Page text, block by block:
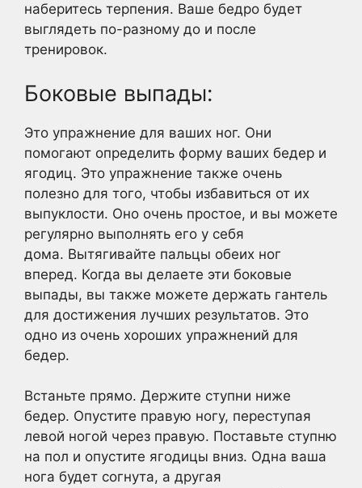
наберитесь терпения. Ваше бедро будет
выглядеть по-разному до и после
тренировок.
Боковые выпады:
Это упражнение для ваших ног. Они
помогают определить форму ваших бедер и
ягодиц. Это упражнение также очень
полезно для того, чтобы избавиться от их
выпуклости. Оно очень простое, и вы можете
регулярно выполнять его у себя
дома. Вытягивайте пальцы обеих ног
вперед. Когда вы делаете эти боковые
выпады, вы также можете держать гантель
для достижения лучших результатов. Это
одно из очень хороших упражнений для
бедер.
Встаньте прямо. Держите ступни ниже
бедер. Опустите правую ногу, переступая
левой ногой через правую. Поставьте ступню
на пол и опустите ягодицы вниз. Одна ваша
нога будет согнута, а другая